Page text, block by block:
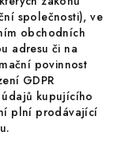
společnosti), ve
obchodních
adresu či na
povinnost
GDPR
kupujícího
plní prodávající